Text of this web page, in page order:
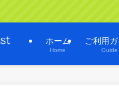
ホーム
Home
ご利用
Guide